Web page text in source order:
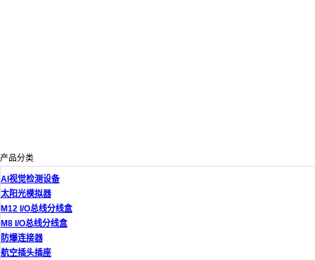
产品分类
AI视觉检测设备
太阳光模拟器
M12 I/O总线分线盒
M8 I/O总线分线盒
防爆连接器
航空插头插座